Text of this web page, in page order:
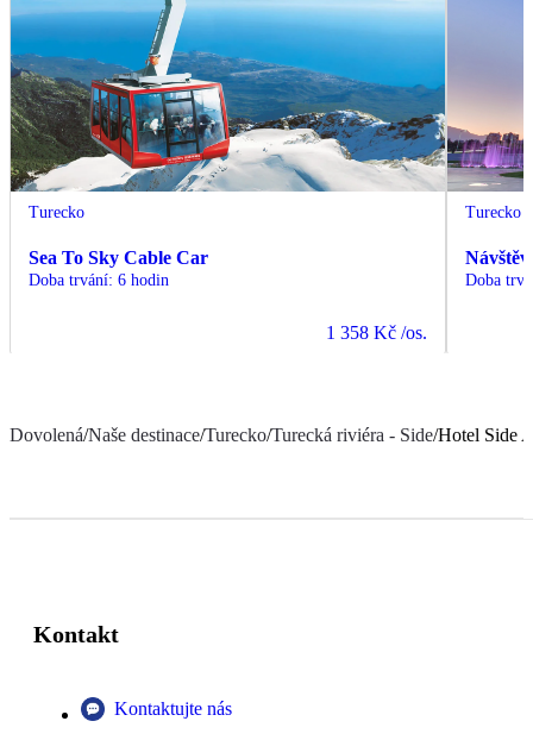
Turecko
Sea To Sky Cable Car
Doba trvání: 6 hodin
1 358 Kč /os.
Turecko
Doba
Dovolená/Naše destinace/Turecko/Turecká riviéra - Side/Hotel Side
Kontakt
Kontaktujte nás